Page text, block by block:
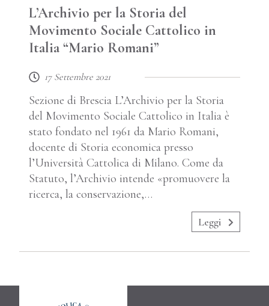
L’Archivio per la Storia del
Movimento Sociale Cattolico in
Italia “Mario Romani”
17 Settembre 2021
Sezione di Brescia L’Archivio per la Storia
del Movimento Sociale Cattolico in Italia è
stato fondato nel 1961 da Mario Romani,
docente di Storia economica presso
l’Università Cattolica di Milano. Come da
Statuto, l’Archivio intende «promuovere la
ricerca, la conservazione,…
Leggi